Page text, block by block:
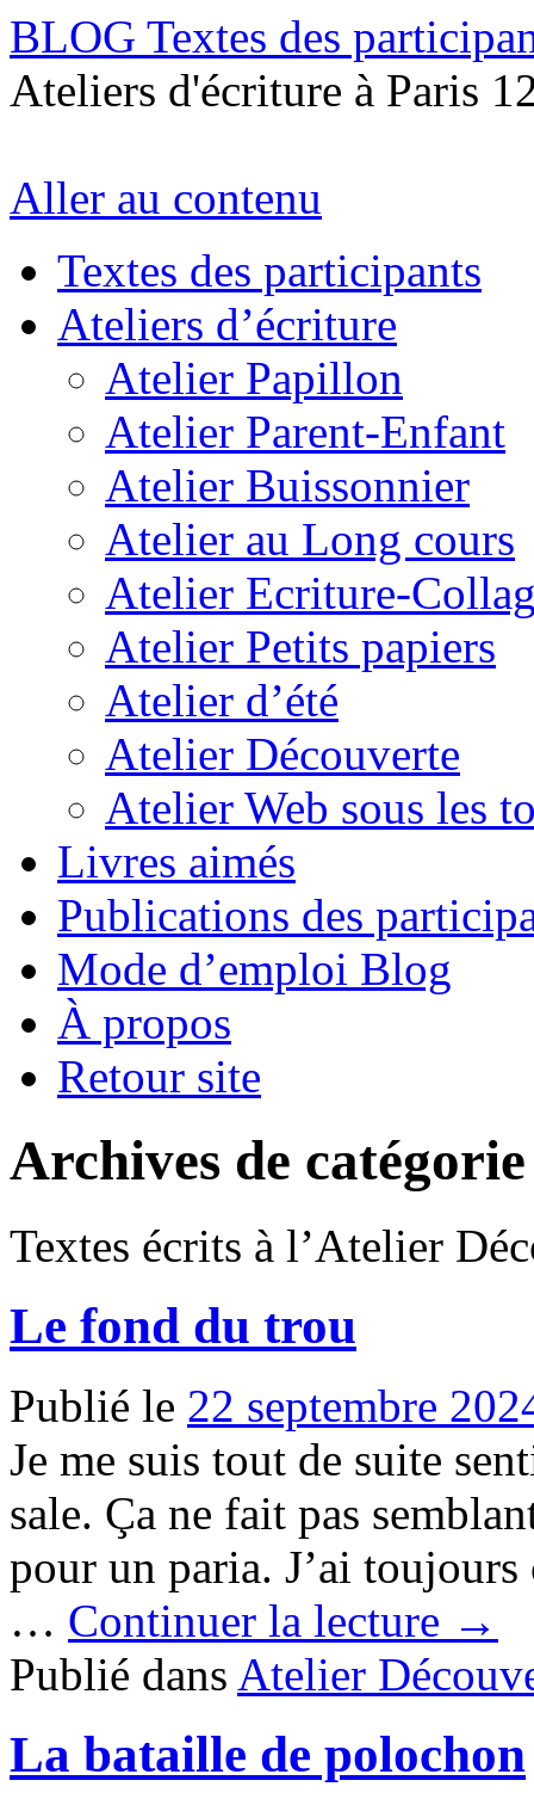
BLOG Textes des
Ateliers d'écriture à Paris
Aller au contenu
Textes des participants
Ateliers d’écriture
Atelier Papillon
Atelier Parent-Enfant
Atelier Buissonnier
Atelier au Long cours
Atelier Ecriture-
Atelier Petits papiers
Atelier d’été
Atelier Découverte
Atelier Web sous les
Livres aimés
Publications des
Mode d’emploi Blog
À propos
Retour site
Archives de
Textes écrits à l’Atelier
Le fond du trou
Publié le 22 septembre
Je me suis tout de suite
sale. Ça ne fait pas
pour un paria. J’ai
… Continuer la lecture →
Publié dans Atelier
La bataille de polochon